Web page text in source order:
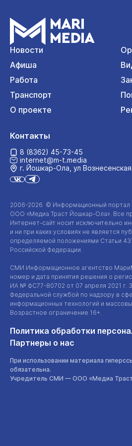
Новости
Афиша
Работа
Транспорт
О проекте
2006-2026 © Информационный портал
ООО «Медиа Траст Йошкар-Ола». Все
Интернет-сайт носит исключительно
и ни при каких условиях не является
определяемой положениями Статьи
Российской Федерации.
СМИ Информационное агентство
номер и дата принятия решения о
ИА № ФС77-80702 от 07 апреля 2021 г.
Федеральной службой по надзору в
информационных технологий и
Возрастное ограничение 16+.
Политика обработки
Партнеры о нас
При использовании материала
обязательна.
Учредитель СМИ — ООО «Медиа
Контакты
8 (8362) 45-73-45
internet@m-t.media
г. Йошкар‑Ола, ул